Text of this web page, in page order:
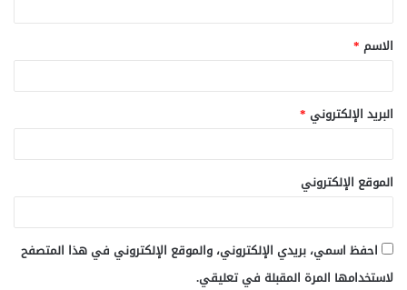
ق
*
الاسم *
البريد الإلكتروني *
الموقع الإلكتروني
احفظ اسمي، بريدي الإلكتروني، والموقع الإلكتروني في هذا المتصفح
لاستخدامها المرة المقبلة في تعليقي.